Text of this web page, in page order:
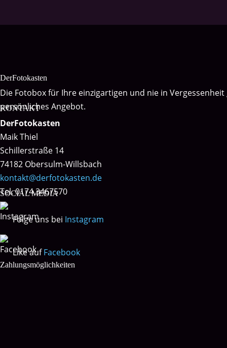
DerFotokasten
Die Fotobox für Ihre einzigartigen und nie in
persönliches Angebot.
KONTAKT
DerFotokasten
Maik Thiel
Schillerstraße 14
74182 Obersulm-Willsbach
kontakt@derfotokasten.de
Tel. 0174 3467570
SOCIAL MEDIA
Folge uns bei Instagram
Like aufFacebook
Zahlungsmöglichkeiten